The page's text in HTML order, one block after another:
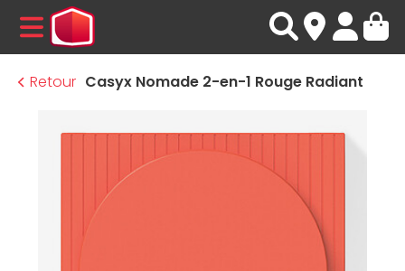
MENU
Retour Casyx Nomade 2-en-1 Rouge Radiant